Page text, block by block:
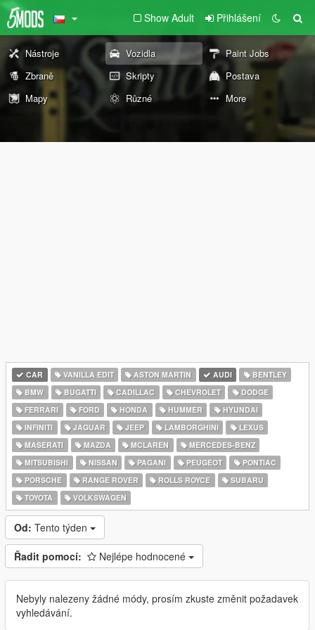
Show Adult Přihlášení
Nástroje Vozidla
Paint Jobs
Zbraně
Skripty
Postava
Mapy
Různé More
CAR VANILLA EDIT ASTON MARTIN AUDI
BENTLEY
BMW
BUGATTI CADILLAC CHEVROLET
DODGE
FERRARI
FORD HONDA HUMMER
HYUNDAI
INFINITI
JAGUAR JEEP LAMBORGHINI
LEXUS
MASERATI
MAZDA MCLAREN
MERCEDES-BENZ
MITSUBISHI
NISSAN PAGANI PEUGEOT
PONTIAC
PORSCHE
RANGE ROVER ROLLS ROYCE
SUBARU
TOYOTA
VOLKSWAGEN
Od: Tento týden
Řadit pomocí: Nejlépe hodnocené
Nebyly nalezeny žádné módy, prosím zkuste změnit požadavek
vyhledávání.